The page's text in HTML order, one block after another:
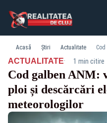
Acasă Știri Actualitate
ACTUALITATE· 1 min citire
Cod galben ANM:
ploi și descărcări
meteorologilor